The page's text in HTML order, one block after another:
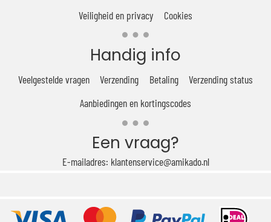
Veiligheid en privacy
Cookies
Handig info
Veelgestelde vragen Verzending Betaling
Verzending status
Aanbiedingen en kortingscodes
Een vraag?
E-mailadres: klantenservice@amikado.nl